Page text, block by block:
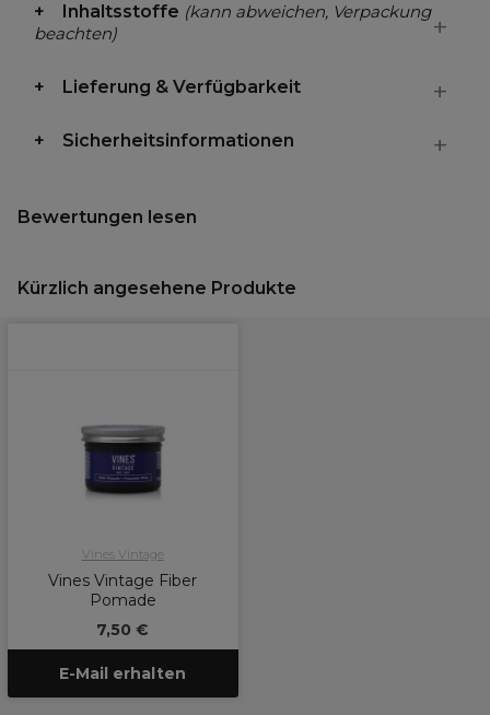
Inhaltsstoffe (kann abweichen, Verpackung
beachten)
Lieferung & Verfügbarkeit
Sicherheitsinformationen
Bewertungen lesen
Kürzlich angesehene Produkte
Vines Vintage
Vines Vintage Fiber
Pomade
7,50 €
E-Mail erhalten